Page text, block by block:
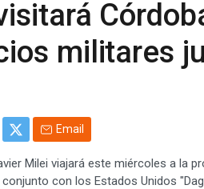
militares
Email
Milei viajará este miércoles a la
con los Estados Unidos